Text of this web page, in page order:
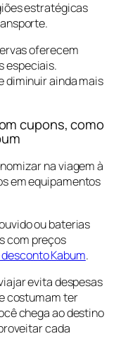
estratégicas
oferecem
especiais.
diminuir ainda mais
cupons, como
na viagem à
em equipamentos
ou baterias
com preços
Kabum.
evita despesas
costumam ter
chega ao destino
cada